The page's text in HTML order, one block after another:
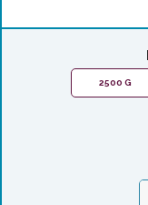
2500 G